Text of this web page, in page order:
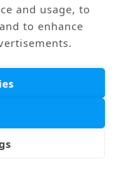
and usage, to
to enhance